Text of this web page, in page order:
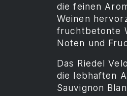
die feinen
Weinen
fruchtbetonte
Noten und
Das Riedel
die lebhaften
Sauvignon